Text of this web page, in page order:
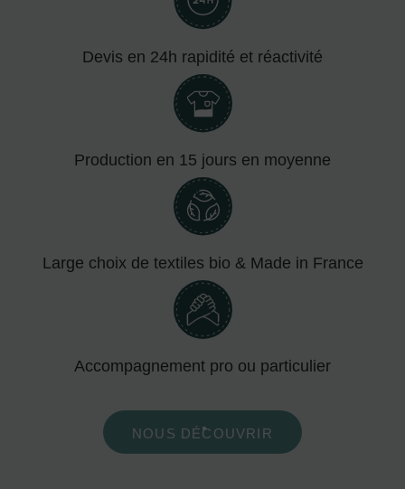
Devis en 24h rapidité et réactivité
Production en 15 jours en moyenne
Large choix de textiles bio & Made in France
Accompagnement pro ou particulier
NOUS DÉCOUVRIR